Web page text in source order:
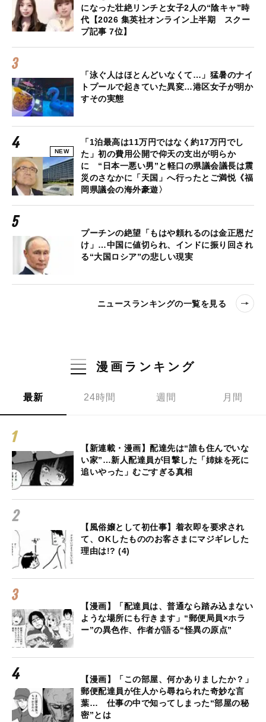
になった壮絶リンチと女子2人の“陰キャ”時
代【2026 集英社オンライン上半期 スクー
プ記事 7位】
「泳ぐ人はほとんどいなくて…」猛暑のナイ
トプールで起きていた異変…港区女子が明か
すその実態
NEW
「1泊最高は11万円ではなく約17万円でし
た」初の費用公開で仰天の支出が明らか
に “日本一悪い男”と軽口の県議会議長は震
災のさなかに「天国」へ行ったとご満悦《福
岡県議会の海外豪遊〉
プーチンの絶望「もはや頼れるのは金正恩だ
け」…中国に値切られ、インドに振り回され
る“大国ロシア”の悲しい現実
ニュースランキングの一覧を見る
漫画ランキング
最新 24時間 週間 月間
【新連載・漫画】配達先は“誰も住んでいな
い家”…新人配達員が目撃した「姉妹を死に
追いやった」むごすぎる真相
【風俗嬢として初仕事】着衣即を要求され
て、OKしたもののお客さまにマジギレした
理由は!? (4)
【漫画】「配達員は、普通なら踏み込まない
ような場所にも行きます」“郵便局員×ホラ
ー”の異色作、作者が語る“怪異の原点”
【漫画】「この部屋、何かありましたか？」
郵便配達員が住人から尋ねられた奇妙な言
葉… 仕事の中で知ってしまった“部屋の秘
密”とは